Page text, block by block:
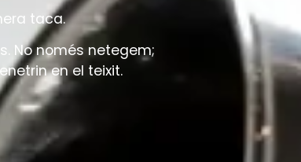
taca.
No només netegem;
en el teixit.